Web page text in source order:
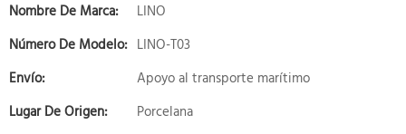
Nombre De Marca:
LINO
Número De Modelo: LINO-T03
Envío:
Apoyo al transporte marítimo
Lugar De Origen:
Porcelana